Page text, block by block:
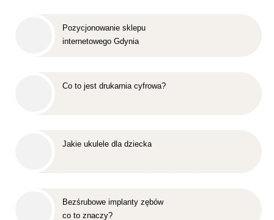
Pozycjonowanie sklepu
internetowego Gdynia
Co to jest drukarnia cyfrowa?
Jakie ukulele dla dziecka
Bezśrubowe implanty zębów
co to znaczy?